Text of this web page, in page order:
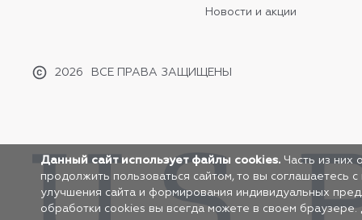
2026 ВСЕ ПРАВА ЗАЩИЩЕНЫ
Новости и акции
Данный сайт использует файлы cookies. Часть из них
продолжить пользоваться сайтом, то вы соглашаетесь
улучшения сайта и формирования индивидуальных
обработки cookies вы всегда можете в своем